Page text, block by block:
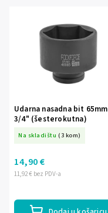
Abecedno
Udarna nasadna bit 65mm
3/4" (šesterokutna)
Na skladištu (3 kom)
11,92 € bez PDV-a
14,90 €